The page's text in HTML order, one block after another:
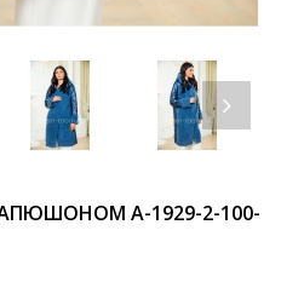
A-1929-2-100-